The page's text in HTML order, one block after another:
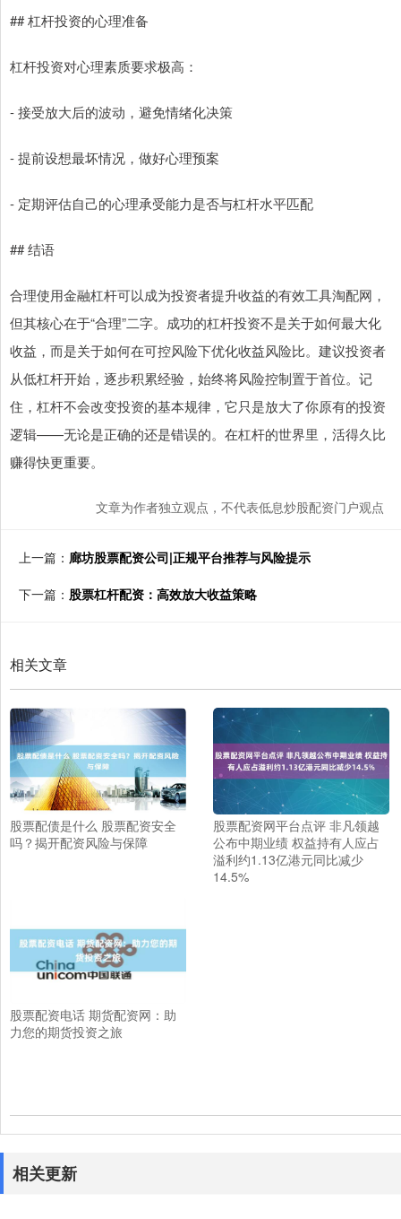
## 杠杆投资的心理准备
杠杆投资对心理素质要求极高：
- 接受放大后的波动，避免情绪化决策
- 提前设想最坏情况，做好心理预案
- 定期评估自己的心理承受能力是否与杠杆水平匹配
## 结语
合理使用金融杠杆可以成为投资者提升收益的有效工具淘配网，
但其核心在于“合理”二字。成功的杠杆投资不是关于如何最大化
收益，而是关于如何在可控风险下优化收益风险比。建议投资者
从低杠杆开始，逐步积累经验，始终将风险控制置于首位。记
住，杠杆不会改变投资的基本规律，它只是放大了你原有的投资
逻辑——无论是正确的还是错误的。在杠杆的世界里，活得久比
赚得快更重要。
文章为作者独立观点，不代表低息炒股配资门户观点
上一篇： 廊坊股票配资公司|正规平台推荐与风险提示
下一篇： 股票杠杆配资：高效放大收益策略
相关文章
股票配债是什么 股票配资安全
吗？揭开配资风险与保障
股票配资网平台点评 非凡领越
公布中期业绩 权益持有人应占
溢利约1.13亿港元同比减少
14.5%
股票配资电话 期货配资网：助
力您的期货投资之旅
相关更新